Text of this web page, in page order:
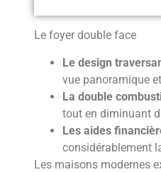
Le foyer double face
Le design
vue panoramique
La double
tout en diminuant
Les aides
considérablement
Les maisons modernes